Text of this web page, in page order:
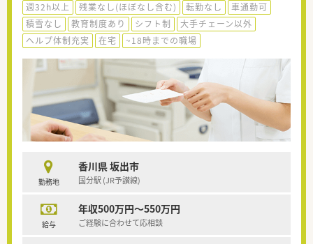
週32h以上 残業なし(ほぼなし含む) 転勤なし
車通勤可
積雪なし
教育制度あり シフト制
大手チェーン以外
ヘルプ体制充実
在宅 ~18時までの職場
勤務地
香川県 坂出市
国分駅 (JR予讃線)
給与
年収500万円～550万円
ご経験に合わせて応相談